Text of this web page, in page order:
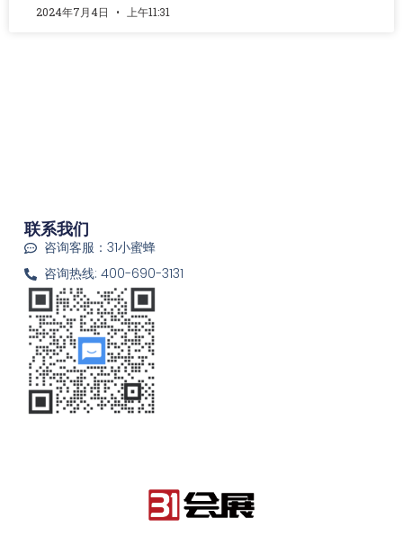
2024年7月4日 上午11:31
联系我们
咨询客服：31小蜜蜂
咨询热线: 400-690-3131